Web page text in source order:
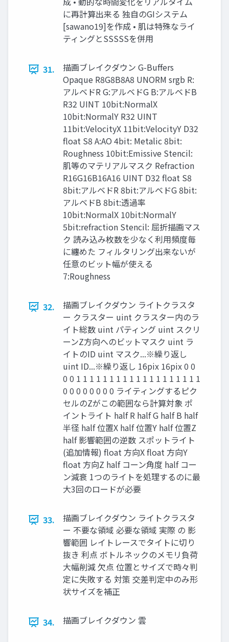
に再計算出来る 独自のGIシステム
[sawano19]を作成 • 肌は特殊なライ
ティングとSSSSSを併用
31.
描画ブレイクダウン G-Buffers
Opaque R8G8B8A8 UNORM srgb R:
アルベドR G:アルベドG B:アルベドB
R32 UINT 10bit:NormalX
10bit:NormalY R32 UINT
11bit:VelocityX 11bit:VelocityY D32
float S8 A:AO 4bit: Metalic 8bit:
Roughness 10bit:Emissive Stencil:
肌等のマテリアルマスク Refraction
R16G16B16A16 UINT D32 float S8
8bit:アルベドR 8bit:アルベドG 8bit:
アルベドB 8bit:透過率
10bit:NormalX 10bit:NormalY
5bit:refraction Stencil: 屈折描画マス
ク 読み込み枚数を少なく利用頻度毎
に纏めた フィルタリング出来ないが
任意のビット幅が使える
7:Roughness
32.
描画ブレイクダウン ライトクラスタ
ー クラスター uint クラスター内のラ
イト総数 uint パティング uint スクリ
ーンZ方向へのビットマスク uint ラ
イトのID uint マスク...※繰り返し
uint ID...※繰り返し 16pix 16pix 0 0
0 0 1 1 1 1 1 1 1 1 1 1 1 1 1 1 1 1 1 1 1
0 0 0 0 0 0 0 0 ライティングするピク
セルのZがこの範囲なら計算対象 ポ
イントライト half R half G half B half
半径 half 位置X half 位置Y half 位置Z
half 影響範囲の逆数 スポットライト
(追加情報) float 方向X float 方向Y
float 方向Z half コーン角度 half コー
ン減衰 1つのライトを処理するのに最
大3回のロードが必要
33.
描画ブレイクダウン ライトクラスタ
ー 不要な領域 必要な領域 実際 の 影
響範囲 レイトレースでタイトに切り
抜き 利点 ボトルネックのメモリ負荷
大幅削減 欠点 位置とサイズで時々判
定に失敗する 対策 交差判定中のみ形
状サイズを補正
34. 描画ブレイクダウン 雲